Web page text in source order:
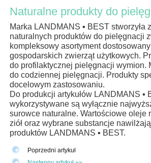
Naturalne produkty do
Marka LANDMANS ▪ BEST stworzyła
naturalnych produktów do pielęgnacji
kompleksowy asortyment
gospodarskich zwierząt użytkowych.
do profilaktycznej pielęgnacji wymion.
do codziennej pielęgnacji. Produkty
docelowym zastosowaniu.
Do produkcji artykułów LANDMANS ▪
wykorzystywane są wyłącznie
surowce naturalne. Wartościowe oleje
ziół oraz wybrane substancje
produktów LANDMANS ▪ BEST.
Poprzedni artykuł